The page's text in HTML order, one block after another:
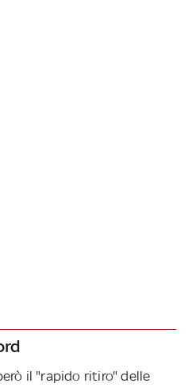
il "rapido ritiro" delle